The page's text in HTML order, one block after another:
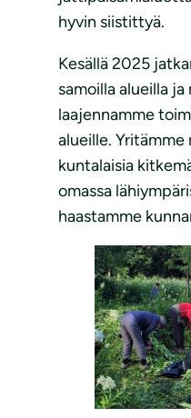
hyvin siistittyä.
Kesällä 2025
samoilla alueilla
laajennamme
alueille. Yritämme
kuntalaisia
omassa
haastamme